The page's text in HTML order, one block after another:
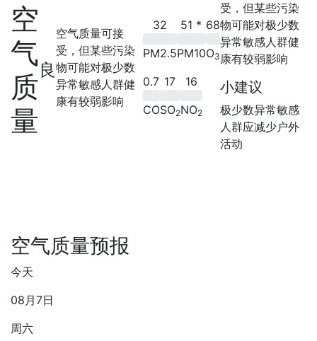
空
气
质
量
良
空气质量可接
受，但某些污染
物可能对极少数
异常敏感人群健
康有较弱影响
32
PM2.5
51 *
PM10
68
O3
0.7
CO
17
SO2
16
NO2
受，但某些污染
物可能对极少数
异常敏感人群健
康有较弱影响
小建议
极少数异常敏感
人群应减少户外
活动
空气质量预报
今天
08月7日
周六